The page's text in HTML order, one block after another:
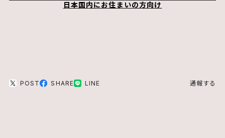
日本国内にお住まいの方向け
POST SHARE LINE 通報する